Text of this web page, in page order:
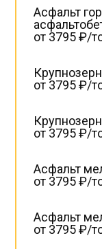
Асфальт
от 3795 ₽/
от 3795 ₽/
от 3795 ₽/
Асфальт
от 3795 ₽/
Асфальт
от 3795 ₽/